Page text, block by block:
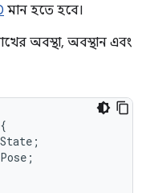
মান হতে হবে।
অবস্থা, অবস্থান এবং
{
;
;